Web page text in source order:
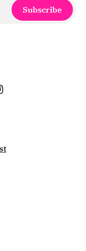
Subscribe